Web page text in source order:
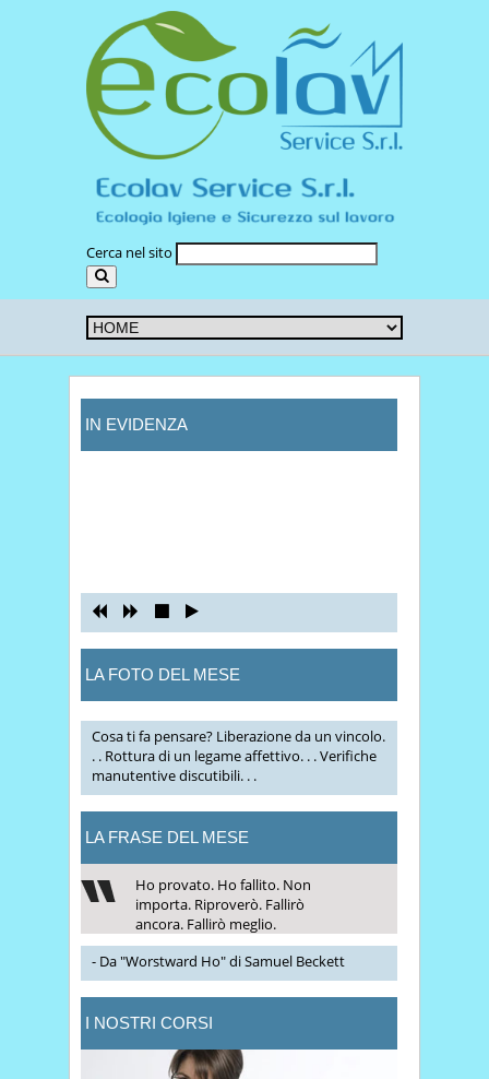
Cerca nel sito
IN EVIDENZA
LA FOTO DEL MESE
Cosa ti fa pensare? Liberazione da un vincolo.
. . Rottura di un legame affettivo. . . Verifiche
manutentive discutibili. . .
LA FRASE DEL MESE
Ho provato. Ho fallito. Non
importa. Riproverò. Fallirò
ancora. Fallirò meglio.
- Da "Worstward Ho" di Samuel Beckett
I NOSTRI CORSI